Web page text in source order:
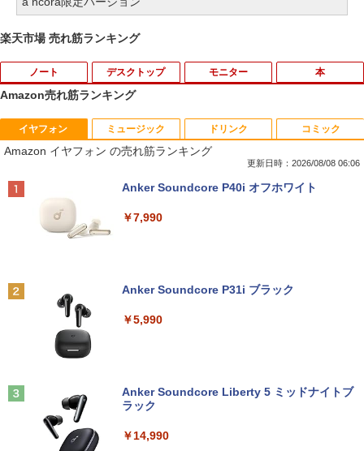
楽天市場 売れ筋ランキング
ノート デスクトップ モニター 本
1
妹は知っている（8） 【電子限定特典つ
き】 【電子書籍】[ 雁木万里 ]
￥792
ィーメンバーと世界に復讐＆『ざま
バムとケロのデイブック Bam and Ker
o Day Book [ 島田ゆか ]
￥4,950
Amazon売れ筋ランキング
イヤフォン
Amazon イヤフォン の売れ筋ランキング
更新日時：2026/08/08 06:06
Anker Soundcore P40i オフホワイト
￥7,990
Anker Soundcore P31i ブラック
￥5,990
Anker Soundcore Liberty 5 ミッドナイトブ
ラック
￥14,990
ミュージック ドリンク コミック